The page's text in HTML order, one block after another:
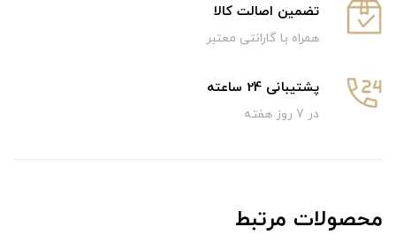
تضمین اصالت کالا
همراه با گارانتی معتبر
پشتیبانی 24 ساعته
در 7 روز هفته
محصولات مرتبط